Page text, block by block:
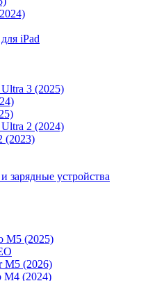
iPad
Ultra 3 (2025)
Ultra 2 (2024)
(2023)
зарядные устройства
M5 (2025)
M5 (2026)
M4 (2024)